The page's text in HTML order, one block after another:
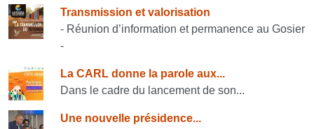
Consulter également
Transmission et valorisation
- Réunion d’information et permanence au Gosier
-
La CARL donne la parole aux...
Dans le cadre du lancement de son...
Une nouvelle présidence...